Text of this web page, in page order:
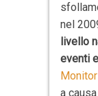
nel
livello
eventi
a